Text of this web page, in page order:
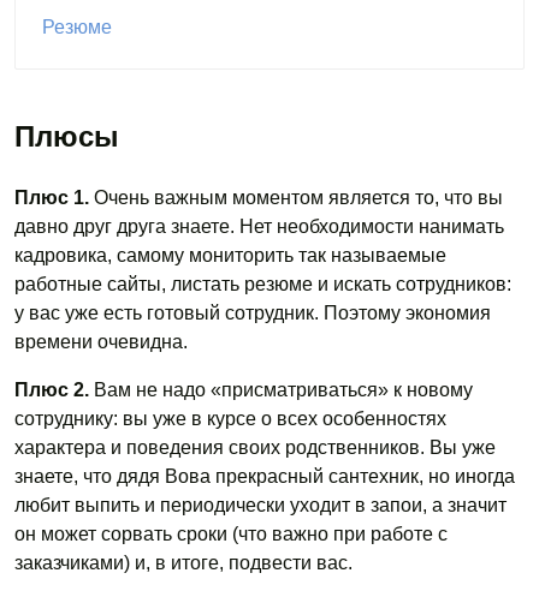
Резюме
Плюсы
Плюс 1. Очень важным моментом является то, что вы
давно друг друга знаете. Нет необходимости нанимать
кадровика, самому мониторить так называемые
работные сайты, листать резюме и искать сотрудников:
у вас уже есть готовый сотрудник. Поэтому экономия
времени очевидна.
Плюс 2. Вам не надо «присматриваться» к новому
сотруднику: вы уже в курсе о всех особенностях
характера и поведения своих родственников. Вы уже
знаете, что дядя Вова прекрасный сантехник, но иногда
любит выпить и периодически уходит в запои, а значит
он может сорвать сроки (что важно при работе с
заказчиками) и, в итоге, подвести вас.